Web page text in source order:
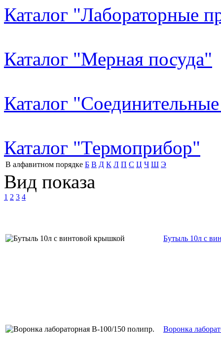
Каталог "Лабораторные
Каталог "Мерная посуда"
Каталог
Каталог "Термоприбор"
В алфавитном порядке Б В Д К Л П С Ц Ч Ш Э
Вид показа
1 2 3 4
Бутыль 10л с
Воронка